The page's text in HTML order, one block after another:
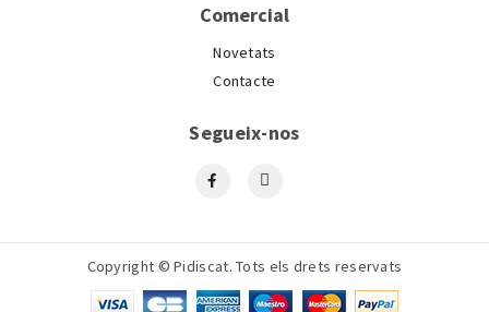
Comercial
Novetats
Contacte
Segueix-nos
Copyright © Pidiscat. Tots els drets reservats